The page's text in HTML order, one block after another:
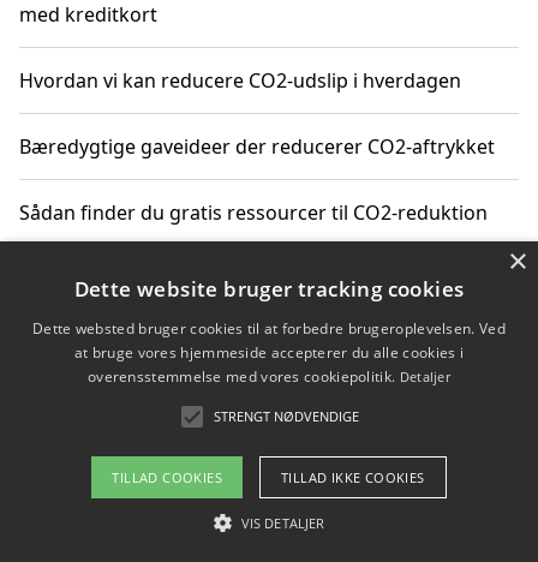
med kreditkort
Hvordan vi kan reducere CO2-udslip i hverdagen
Bæredygtige gaveideer der reducerer CO2-aftrykket
Sådan finder du gratis ressourcer til CO2-reduktion
Hvordan gadgets til hjemmet kan reducere CO2-udslip
Copyright 2026 - Pilanto Aps
Om / kontakt
Blog Betingelser
×
Dette website bruger tracking cookies
Dette websted bruger cookies til at forbedre brugeroplevelsen. Ved
at bruge vores hjemmeside accepterer du alle cookies i
overensstemmelse med vores cookiepolitik. Detaljer
STRENGT NØDVENDIGE
TILLAD COOKIES TILLAD IKKE COOKIES
VIS DETALJER